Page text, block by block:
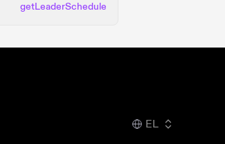
getLeaderSchedule
EL